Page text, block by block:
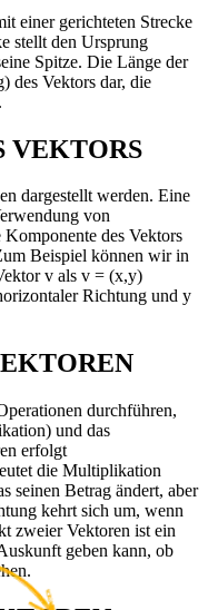
einer gerichteten Strecke
stellt den Ursprung
Spitze. Die Länge der
des Vektors dar, die
VEKTORS
dargestellt werden. Eine
von
des Vektors
Beispiel können wir in
v als v = (x,y)
Richtung und y
durchführen,
und das
erfolgt
die Multiplikation
seinen Betrag ändert, aber
kehrt sich um, wenn
zweier Vektoren ist ein
geben kann, ob